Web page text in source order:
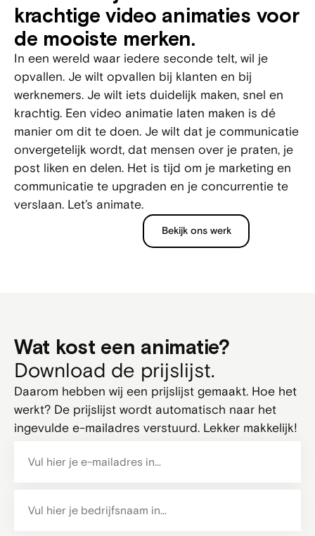
krachtige video animaties voor
de mooiste merken.
In een wereld waar iedere seconde telt, wil je
opvallen. Je wilt opvallen bij klanten en bij
werknemers. Je wilt iets duidelijk maken, snel en
krachtig. Een video animatie laten maken is dé
manier om dit te doen. Je wilt dat je communicatie
onvergetelijk wordt, dat mensen over je praten, je
post liken en delen. Het is tijd om je marketing en
communicatie te upgraden en je concurrentie te
verslaan. Let’s animate.
Bekijk ons werk
Wat kost een animatie?
Download de prijslijst.
Daarom hebben wij een prijslijst gemaakt. Hoe het
werkt? De prijslijst wordt automatisch naar het
ingevulde e-mailadres verstuurd. Lekker makkelijk!